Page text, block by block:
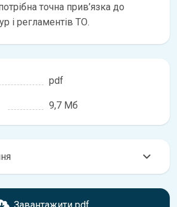
точна прив’язка до
і регламентів ТО.
pdf
9,7 Мб
ознайомтесь з характеристиками
в книзі. Можливі розбіжності, якщо
Завантажити pdf